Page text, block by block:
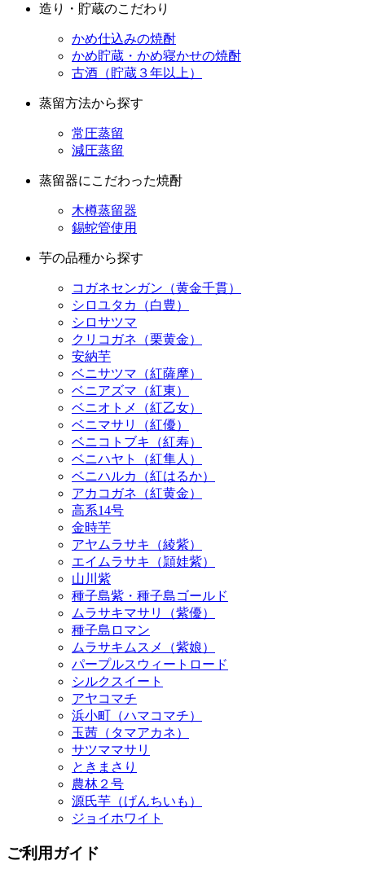
かめ貯蔵・かめ寝かせの焼酎
蒸留方法から探す
減圧蒸留
蒸留器にこだわった焼酎
錫蛇管使用
芋の品種から探す
シロユタカ（白豊）
クリコガネ（栗黄金）
安納芋
ベニサツマ（紅薩摩）
ベニアズマ（紅東）
ベニオトメ（紅乙女）
ベニマサリ（紅優）
ベニコトブキ（紅寿）
ベニハヤト（紅隼人）
ベニハルカ（紅はるか）
アカコガネ（紅黄金）
高系14号
金時芋
アヤムラサキ（綾紫）
エイムラサキ（頴娃紫）
山川紫
種子島紫・種子島ゴールド
ムラサキマサリ（紫優）
種子島ロマン
ムラサキムスメ（紫娘）
パープルスウィートロード
シルクスイート
アヤコマチ
浜小町（ハマコマチ）
玉茜（タマアカネ）
サツママサリ
ときまさり
農林２号
源氏芋（げんちいも）
ジョイホワイト
ご利用ガイド
お支払い方法